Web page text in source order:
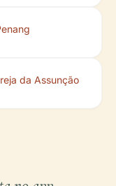
da Assunção